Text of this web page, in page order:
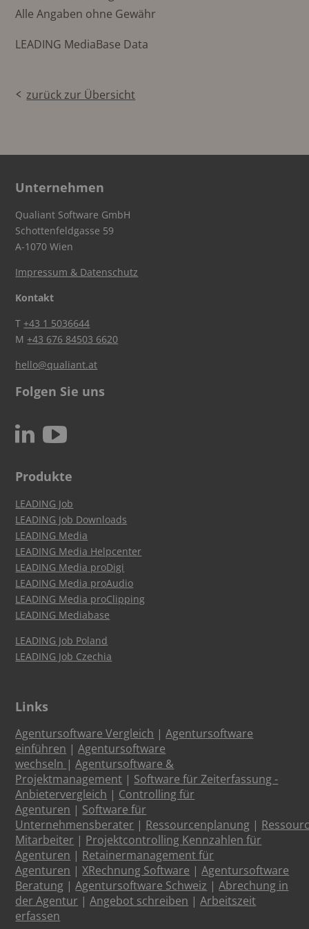
Alle Angaben ohne Gewähr
LEADING MediaBase Data
zurück zur Übersicht
Unternehmen
Qualiant Software GmbH
Schottenfeldgasse 59
A-1070 Wien
Impressum & Datenschutz
Kontakt
T+43 1 5036644
M+43 676 84503 6620
hello@qualiant.at
Folgen Sie uns
N c
Produkte
LEADING Job
LEADING Job Downloads
LEADING Media
LEADING Media Helpcenter
LEADING Media proDigi
LEADING Media proAudio
LEADING Media proClipping
LEADING Mediabase
LEADING Job Poland
LEADING Job Czechia
Links
Agentursoftware Vergleich |Agentursoftware
einführen |Agentursoftware
wechseln |Agentursoftware &
Projektmanagement | Software für Zeiterfassung -
Anbietervergleich | Controlling für
Agenturen | Software für
Unternehmensberater | Ressourcenplanung |
Mitarbeiter | Projektcontrolling Kennzahlen für
Agenturen | Retainermanagement für
Agenturen |XRechnung Software |Agentursoftware
Beratung |Agentursoftware Schweiz |Abrechung in
der Agentur |Angebot schreiben |Arbeitszeit
erfassen